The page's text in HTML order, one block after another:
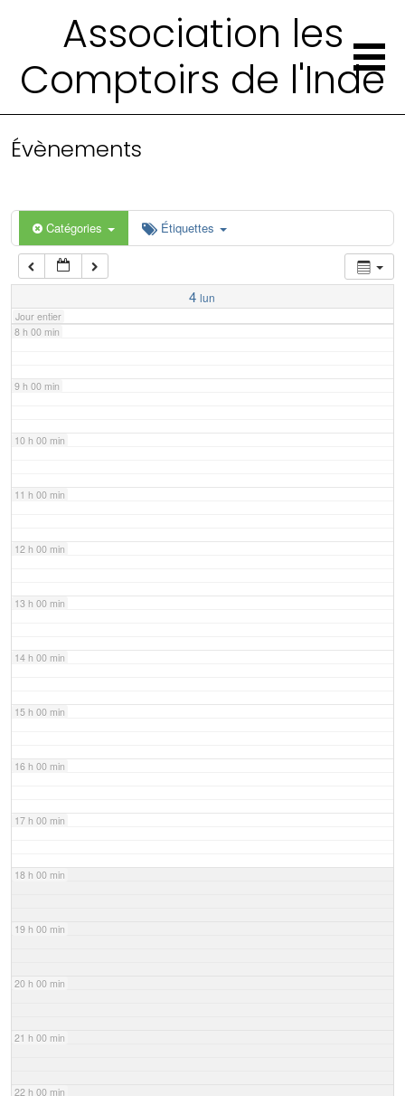
Association les
Comptoirs de l'Inde
Évènements
Catégories Étiquettes
4 lun
Jour entier
4 h 00 min
6 h 00 min
7 h 00 min
8 h 00 min
9 h 00 min
10 h 00 min
11 h 00 min
12 h 00 min
13 h 00 min
14 h 00 min
15 h 00 min
16 h 00 min
17 h 00 min
18 h 00 min
19 h 00 min
20 h 00 min
21 h 00 min
22 h 00 min